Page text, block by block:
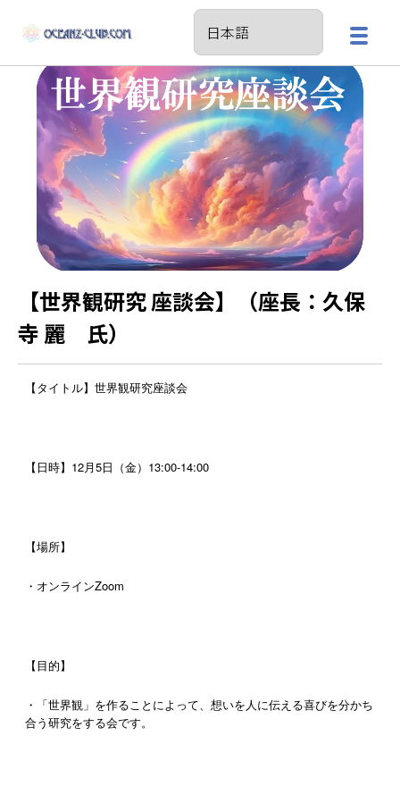
【世界観研究 座談会】（座長：久保
寺 麗 氏）
【タイトル】世界観研究座談会
【日時】12月5日（金）13:00-14:00
【場所】
・オンラインZoom
【目的】
・「世界観」を作ることによって、想いを人に伝える喜びを分かち
合う研究をする会です。